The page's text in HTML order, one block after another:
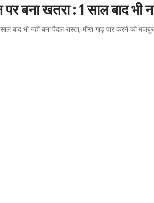
बना खतरा : 1 साल बाद भी
बाद भी नहीं बना पैदल रास्ता, मौख गाड़ पार करने को